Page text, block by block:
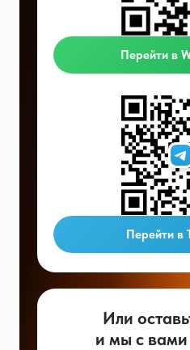
Перейти в
Перейти в
Или
и мы с